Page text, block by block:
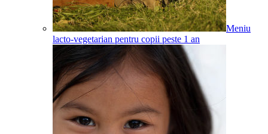
Meniu
lacto-vegetarian pentru copii peste 1 an